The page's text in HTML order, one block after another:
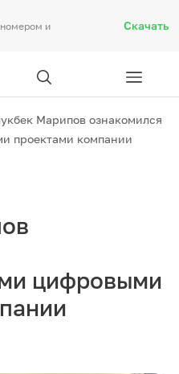
и
Скачать
Роуминг
Марипов ознакомился
проектами компании
цифровыми